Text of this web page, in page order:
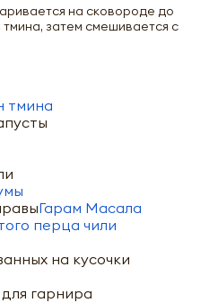
на сковороде до
затем смешивается с
тмина
Гарам Масала
перца чили
на кусочки
гарнира